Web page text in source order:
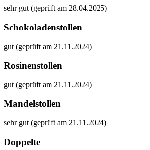
sehr gut (geprüft am 28.04.2025)
Schokoladenstollen
gut (geprüft am 21.11.2024)
Rosinenstollen
gut (geprüft am 21.11.2024)
Mandelstollen
sehr gut (geprüft am 21.11.2024)
Doppelte